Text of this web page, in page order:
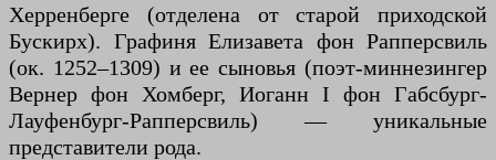
Херренберге (отделена от старой приходской
Бускирх). Графиня Елизавета фон Рапперсвиль
(ок. 1252–1309) и ее сыновья (поэт-миннезингер
Вернер фон Хомберг, Иоганн I фон Габсбург-
Лауфенбург-Рапперсвиль) — уникальные
представители рода.